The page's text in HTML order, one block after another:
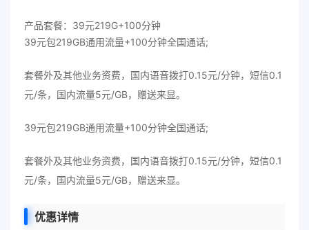
产品套餐：39元219G+100分钟
39元包219GB通用流量+100分钟全国通话;
套餐外及其他业务资费，国内语音拨打0.15元/分钟，短信0.1
元/条，国内流量5元/GB，赠送来显。
39元包219GB通用流量+100分钟全国通话;
套餐外及其他业务资费，国内语音拨打0.15元/分钟，短信0.1
元/条，国内流量5元/GB，赠送来显。
优惠详情